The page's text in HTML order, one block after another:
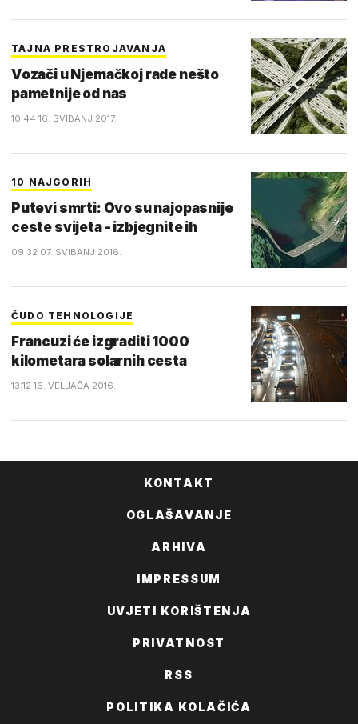
TAJNA PRESTROJAVANJA
Vozači u Njemačkoj rade nešto
pametnije od nas
10:44 16. SVIBANJ 2017.
10 NAJGORIH
Putevi smrti: Ovo su najopasnije
ceste svijeta - izbjegnite ih
09:32 07. SVIBANJ 2016.
ČUDO TEHNOLOGIJE
Francuzi će izgraditi 1000
kilometara solarnih cesta
13:12 16. VELJAČA 2016.
KONTAKT
OGLAŠAVANJE
ARHIVA
IMPRESSUM
UVJETI KORIŠTENJA
PRIVATNOST
RSS
POLITIKA KOLAČIĆA